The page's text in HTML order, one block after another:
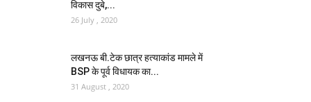
विकास दुबे,...
26 July , 2020
लखनऊ बी.टेक छात्र हत्याकांड मामले में
BSP के पूर्व विधायक का...
31 August , 2020